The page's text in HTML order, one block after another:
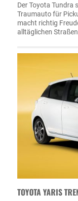
Der Toyota Tundra
Traumauto für
macht richtig
alltäglichen
TOYOTA YARIS